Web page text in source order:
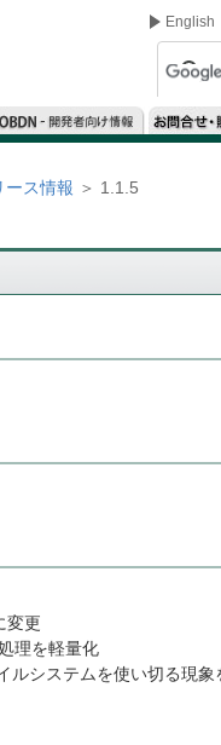
English
ース情報 ＞ 1.1.5
変更
理を軽量化
ルシステムを使い切る現象